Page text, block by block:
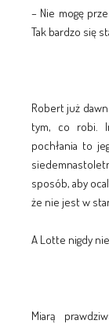
– Nie mogę
Tak bardzo się
Robert już
tym, co robi.
pochłania to
sposób, aby
że nie jest w
A Lotte nigdy
Miarą